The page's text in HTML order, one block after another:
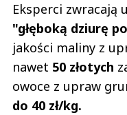
Eksperci zwracają
"głęboką dziurę
jakości maliny z
nawet 50 złotych
owoce z upraw
do 40 zł/kg.